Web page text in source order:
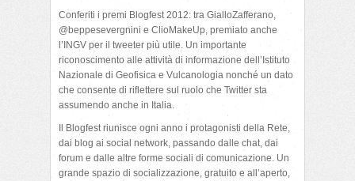
Conferiti i premi Blogfest 2012: tra GialloZafferano,
@beppesevergnini e ClioMakeUp, premiato anche
l’INGV per il tweeter più utile. Un importante
riconoscimento alle attività di informazione dell’Istituto
Nazionale di Geofisica e Vulcanologia nonché un dato
che consente di riflettere sul ruolo che Twitter sta
assumendo anche in Italia.
Il Blogfest riunisce ogni anno i protagonisti della Rete,
dai blog ai social network, passando dalle chat, dai
forum e dalle altre forme sociali di comunicazione. Un
grande spazio di socializzazione, gratuito e all’aperto,